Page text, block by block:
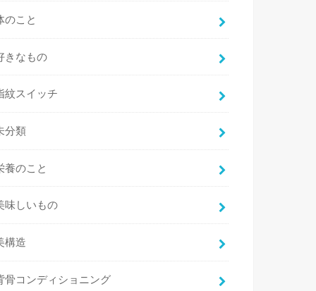
のこと
きなもの
紋スイッチ
分類
養のこと
味しいもの
構造
骨コンディショニング